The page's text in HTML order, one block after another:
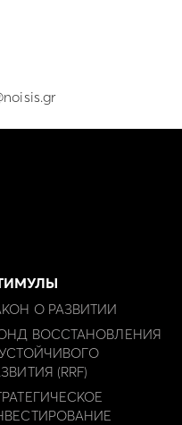
О РАЗВИТИИ
ВОССТАНОВЛЕНИЯ
(RRF)